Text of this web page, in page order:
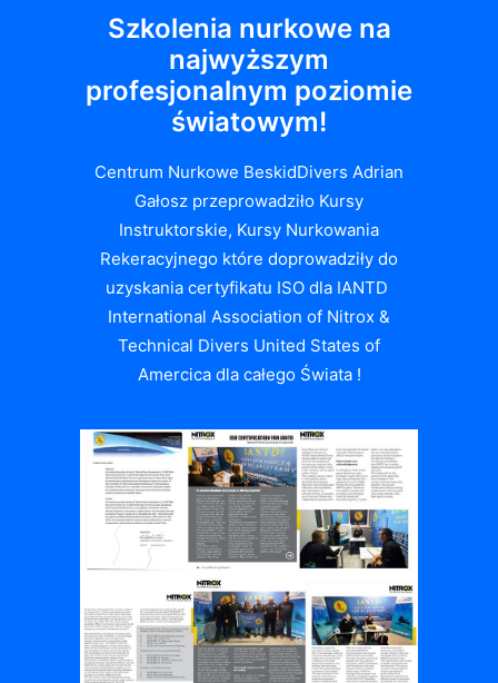
Szkolenia nurkowe na
najwyższym
profesjonalnym poziomie
światowym!
Centrum Nurkowe BeskidDivers Adrian
Gałosz przeprowadziło Kursy
Instruktorskie, Kursy Nurkowania
Rekeracyjnego które doprowadziły do
uzyskania certyfikatu ISO dla IANTD
International Association of Nitrox &
Technical Divers United States of
Amercica dla całego Świata !